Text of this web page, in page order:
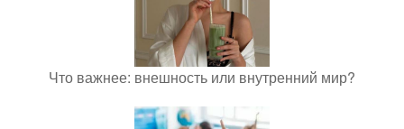
Что важнее: внешность или внутренний мир?